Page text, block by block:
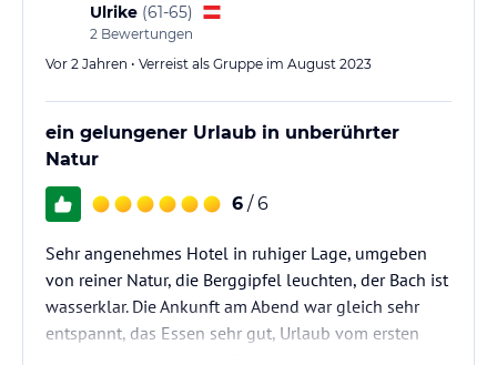
Ulrike (61-65)
2 Bewertungen
Vor 2 Jahren • Verreist als Gruppe im August 2023
ein gelungener Urlaub in unberührter
Natur
6 / 6
Sehr angenehmes Hotel in ruhiger Lage, umgeben
von reiner Natur, die Berggipfel leuchten, der Bach ist
wasserklar. Die Ankunft am Abend war gleich sehr
entspannt, das Essen sehr gut, Urlaub vom ersten